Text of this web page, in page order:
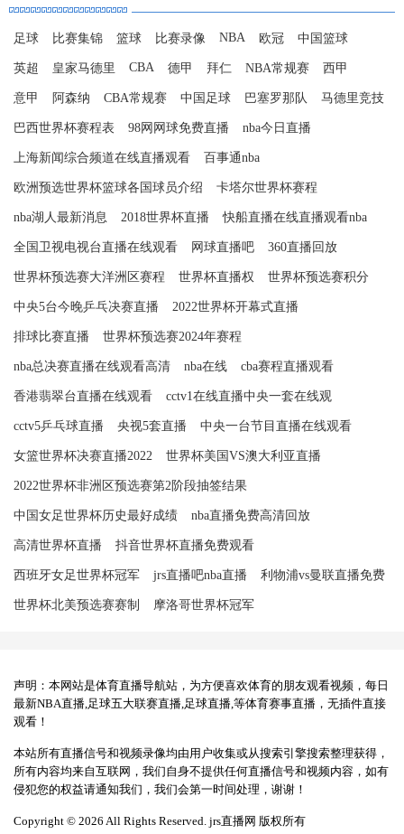
足球 比赛集锦 篮球 比赛录像 NBA 欧冠 中国篮球
英超 皇家马德里 CBA 德甲 拜仁 NBA常规赛 西甲
意甲 阿森纳 CBA常规赛 中国足球 巴塞罗那队 马德里竞技
巴西世界杯赛程表 98网网球免费直播 nba今日直播
上海新闻综合频道在线直播观看 百事通nba
欧洲预选世界杯篮球各国球员介绍 卡塔尔世界杯赛程
nba湖人最新消息 2018世界杯直播 快船直播在线直播观看nba
全国卫视电视台直播在线观看 网球直播吧 360直播回放
世界杯预选赛大洋洲区赛程 世界杯直播权 世界杯预选赛积分
中央5台今晚乒乓决赛直播 2022世界杯开幕式直播
排球比赛直播 世界杯预选赛2024年赛程
nba总决赛直播在线观看高清 nba在线 cba赛程直播观看
香港翡翠台直播在线观看 cctv1在线直播中央一套在线观
cctv5乒乓球直播 央视5套直播 中央一台节目直播在线观看
女篮世界杯决赛直播2022 世界杯美国VS澳大利亚直播
2022世界杯非洲区预选赛第2阶段抽签结果
中国女足世界杯历史最好成绩 nba直播免费高清回放
高清世界杯直播 抖音世界杯直播免费观看
西班牙女足世界杯冠军 jrs直播吧nba直播 利物浦vs曼联直播免费
世界杯北美预选赛赛制 摩洛哥世界杯冠军
声明：本网站是体育直播导航站，为方便喜欢体育的朋友观看视频，每日
最新NBA直播,足球五大联赛直播,足球直播,等体育赛事直播，无插件直接
观看！
本站所有直播信号和视频录像均由用户收集或从搜索引擎搜索整理获得，
所有内容均来自互联网，我们自身不提供任何直播信号和视频内容，如有
侵犯您的权益请通知我们，我们会第一时间处理，谢谢！
Copyright © 2026 All Rights Reserved. jrs直播网 版权所有